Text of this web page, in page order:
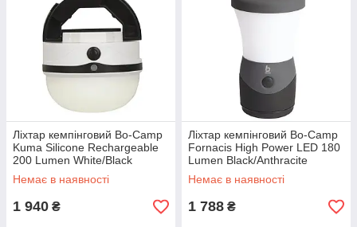
Ліхтар кемпінговий Bo-Camp
Kuma Silicone Rechargeable
200 Lumen White/Black
(5818808)
Немає в наявності
1 940 ₴
Ліхтар кемпінговий Bo-Camp
Fornacis High Power LED 180
Lumen Black/Anthracite
(5818880)
Немає в наявності
1 788 ₴